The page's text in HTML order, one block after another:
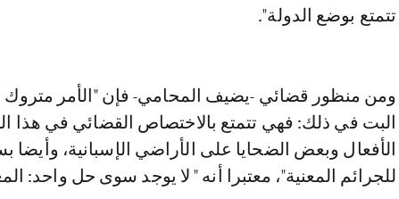
تتمتع بوضع الدولة".
ومن منظور قضائي -يضيف المحامي- فإن "الأمر متروك
البت في ذلك: فهي تتمتع بالاختصاص القضائي في
الأفعال وبعض الضحايا على الأراضي الإسبانية، وأيضا
للجرائم المعنية"، معتبرا أنه " لا يوجد سوى حل واحد: